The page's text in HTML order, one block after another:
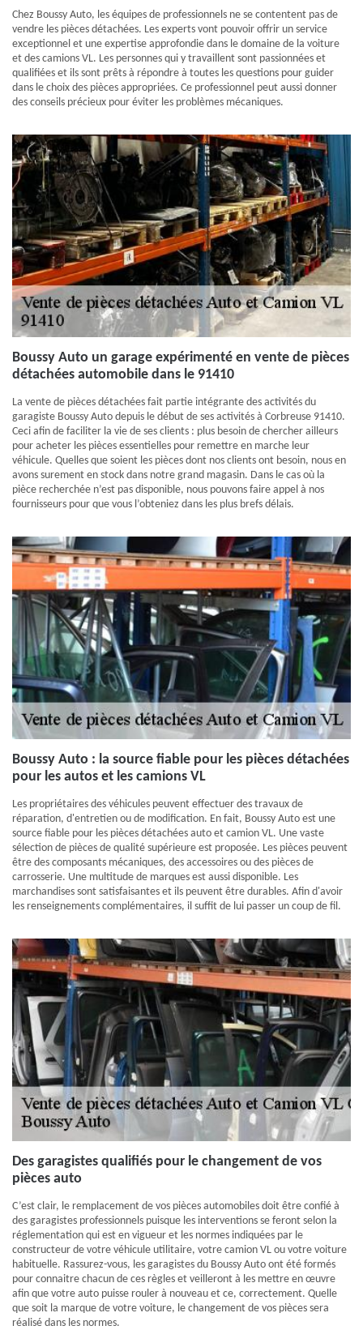
Chez Boussy Auto, les équipes de professionnels ne se contentent pas de
vendre les pièces détachées. Les experts vont pouvoir offrir un service
exceptionnel et une expertise approfondie dans le domaine de la voiture
et des camions VL. Les personnes qui y travaillent sont passionnées et
qualifiées et ils sont prêts à répondre à toutes les questions pour guider
dans le choix des pièces appropriées. Ce professionnel peut aussi donner
des conseils précieux pour éviter les problèmes mécaniques.
Boussy Auto un garage expérimenté en vente de pièces
détachées automobile dans le 91410
La vente de pièces détachées fait partie intégrante des activités du
garagiste Boussy Auto depuis le début de ses activités à Corbreuse 91410.
Ceci afin de faciliter la vie de ses clients : plus besoin de chercher ailleurs
pour acheter les pièces essentielles pour remettre en marche leur
véhicule. Quelles que soient les pièces dont nos clients ont besoin, nous en
avons surement en stock dans notre grand magasin. Dans le cas où la
pièce recherchée n’est pas disponible, nous pouvons faire appel à nos
fournisseurs pour que vous l’obteniez dans les plus brefs délais.
Boussy Auto : la source fiable pour les pièces détachées
pour les autos et les camions VL
Les propriétaires des véhicules peuvent effectuer des travaux de
réparation, d'entretien ou de modification. En fait, Boussy Auto est une
source fiable pour les pièces détachées auto et camion VL. Une vaste
sélection de pièces de qualité supérieure est proposée. Les pièces peuvent
être des composants mécaniques, des accessoires ou des pièces de
carrosserie. Une multitude de marques est aussi disponible. Les
marchandises sont satisfaisantes et ils peuvent être durables. Afin d'avoir
les renseignements complémentaires, il suffit de lui passer un coup de fil.
Des garagistes qualifiés pour le changement de vos
pièces auto
C’est clair, le remplacement de vos pièces automobiles doit être confié à
des garagistes professionnels puisque les interventions se feront selon la
réglementation qui est en vigueur et les normes indiquées par le
constructeur de votre véhicule utilitaire, votre camion VL ou votre voiture
habituelle. Rassurez-vous, les garagistes du Boussy Auto ont été formés
pour connaitre chacun de ces règles et veilleront à les mettre en œuvre
afin que votre auto puisse rouler à nouveau et ce, correctement. Quelle
que soit la marque de votre voiture, le changement de vos pièces sera
réalisé dans les normes.